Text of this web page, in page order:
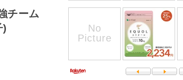
チーム
)